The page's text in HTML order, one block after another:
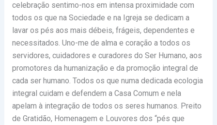
celebração sentimo-nos em intensa proximidade com
todos os que na Sociedade e na Igreja se dedicam a
lavar os pés aos mais débeis, frágeis, dependentes e
necessitados. Uno-me de alma e coração a todos os
servidores, cuidadores e curadores do Ser Humano, aos
promotores da humanização e da promoção integral de
cada ser humano. Todos os que numa dedicada ecologia
integral cuidam e defendem a Casa Comum e nela
apelam à integração de todos os seres humanos. Preito
de Gratidão, Homenagem e Louvores dos “pés que